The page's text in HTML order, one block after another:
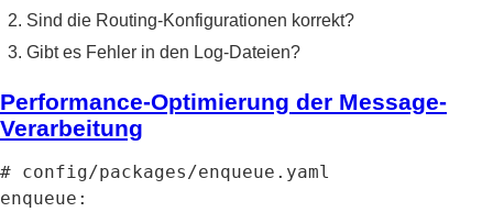
Sind die Routing-Konfigurationen korrekt?
Gibt es Fehler in den Log-Dateien?
Performance-Optimierung der Message-
Verarbeitung
# config/packages/enqueue.yaml
enqueue: